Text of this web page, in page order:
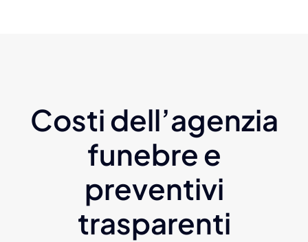
Costi dell’agenzia
funebre e
preventivi
trasparenti